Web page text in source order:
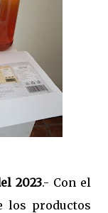
2023.- Con el
los productos